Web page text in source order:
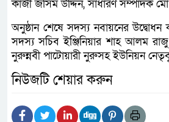
কাজী জসিম উদ্দিন, সাধারণ সম্পাদক
অনুষ্ঠান শেষে সদস্য নবায়নের
সদস্য সচিব ইঞ্জিনিয়ার শাহ আলম
নুরুন্নবী পাটোয়ারী নুরুসহ ইউনিয়ন
নিউজটি শেয়ার করুন